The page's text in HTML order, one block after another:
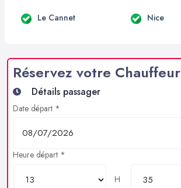
Le Cannet Nice
Réservez votre Chauffeur
Détails passager
Date départ *
Heure départ *
H